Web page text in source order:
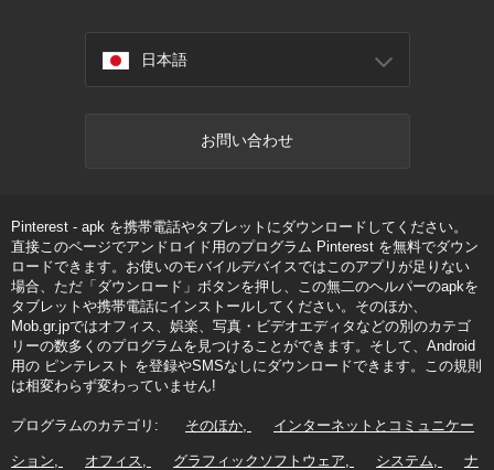
日本語
お問い合わせ
Pinterest - apk を携帯電話やタブレットにダウンロードしてください。
直接このページでアンドロイド用のプログラム Pinterest を無料でダウン
ロードできます。お使いのモバイルデバイスではこのアプリが足りない
場合、ただ「ダウンロード」ボタンを押し、この無二のヘルパーのapkを
タブレットや携帯電話にインストールしてください。そのほか、
Mob.gr.jpではオフィス、娯楽、写真・ビデオエディタなどの別のカテゴ
リーの数多くのプログラムを見つけることができます。そして、Android
用の ピンテレスト を登録やSMSなしにダウンロードできます。この規則
は相変わらず変わっていません!
プログラムのカテゴリ: そのほか インターネットとコミュニケー
ション オフィス グラフィックソフトウェア システム ナ